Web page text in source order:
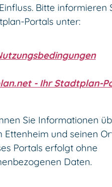
Bitte informieren
Portals unter:
- Ihr Stadtplan-
Sie Informationen
Ettenheim und seinen
Portals erfolgt ohne
Daten.